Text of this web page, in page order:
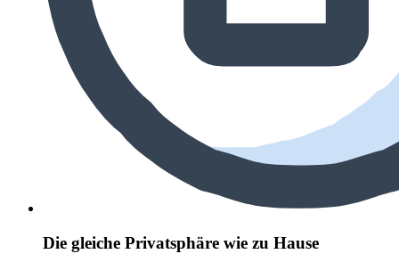
Die gleiche Privatsphäre wie zu Hause